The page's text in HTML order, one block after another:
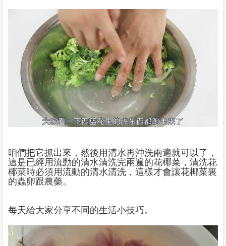
咱們把它抓出來，然後用清水再沖洗兩遍就可以了，
這是已經用流動的清水清洗完兩遍的花椰菜，清洗花
椰菜時必須用流動的清水清洗，這樣才會讓花椰菜裏
的蟲卵跟農藥。
每天給大家分享不同的生活小技巧。